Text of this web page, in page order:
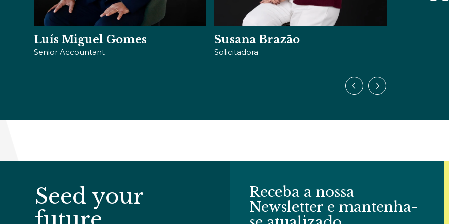
Susana Brazão
Solicitadora
Viviana Dias
Designer de Comunicação
Seed your
Receba a nossa
Newsletter e mantenha-